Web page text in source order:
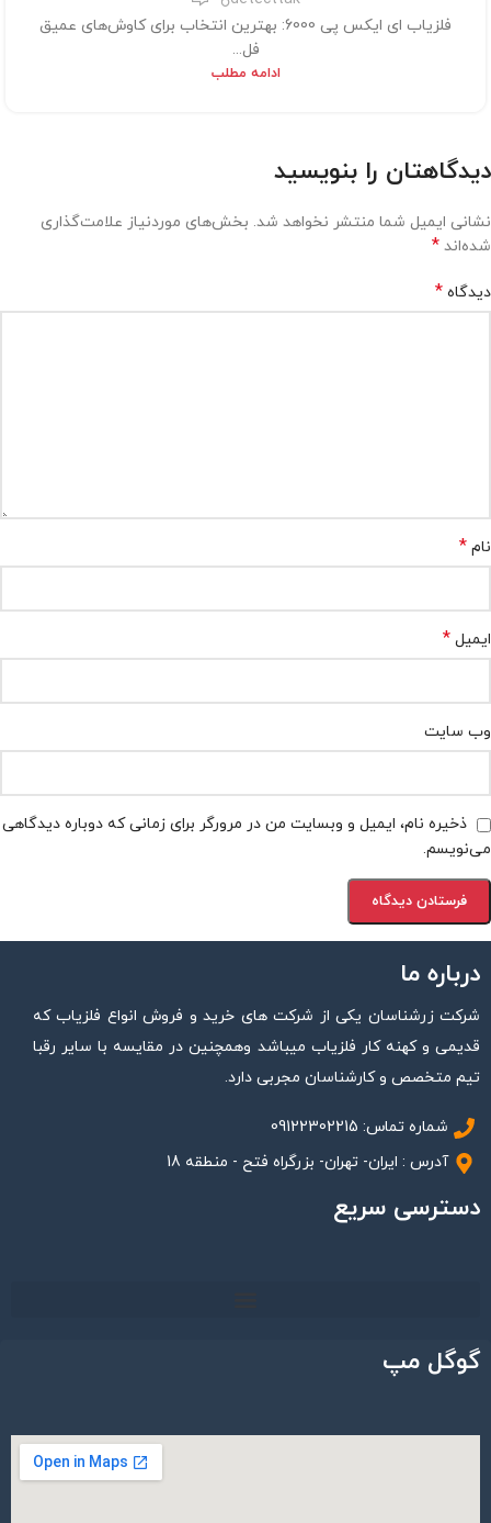
فلزیاب ای ایکس پی 6000: بهترین انتخاب برای کاوش‌های عمیق
فل...
ادامه مطلب
دیدگاهتان را بنویسید
نشانی ایمیل شما منتشر نخواهد شد. بخش‌های موردنیاز علامت‌گذاری
شده‌اند *
دیدگاه *
نام *
ایمیل *
وب‌ سایت
ذخیره نام، ایمیل و وبسایت من در مرورگر برای زمانی که دوباره دیدگاهی
می‌نویسم.
درباره ما
شرکت زرشناسان یکی از شرکت های خرید و فروش انواع فلزیاب که
قدیمی و کهنه کار فلزیاب میباشد وهمچنین در مقایسه با سایر رقبا
تیم متخصص و کارشناسان مجربی دارد.
شماره تماس: 09122302215
آدرس : ایران- تهران- بزرگراه فتح - منطقه 18
دسترسی سریع
گوگل مپ